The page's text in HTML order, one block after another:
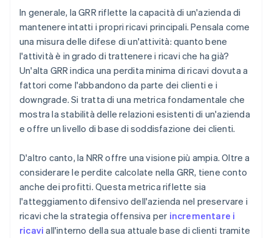
In generale, la GRR riflette la capacità di un'azienda di
mantenere intatti i propri ricavi principali. Pensala come
una misura delle difese di un'attività: quanto bene
l'attività è in grado di trattenere i ricavi che ha già?
Un'alta GRR indica una perdita minima di ricavi dovuta a
fattori come l'abbandono da parte dei clienti e i
downgrade. Si tratta di una metrica fondamentale che
mostra la stabilità delle relazioni esistenti di un'azienda
e offre un livello di base di soddisfazione dei clienti.
D'altro canto, la NRR offre una visione più ampia. Oltre a
considerare le perdite calcolate nella GRR, tiene conto
anche dei profitti. Questa metrica riflette sia
l'atteggiamento difensivo dell'azienda nel preservare i
ricavi che la strategia offensiva per incrementare i
ricavi all'interno della sua attuale base di clienti tramite